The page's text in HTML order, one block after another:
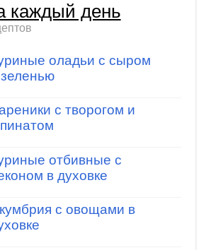
каждый день
оладьи с сыром
с творогом и
отбивные с
в духовке
с овощами в